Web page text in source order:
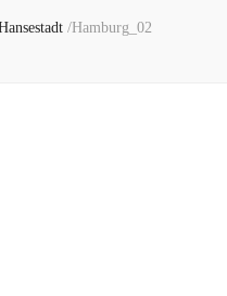
/Hamburg_02